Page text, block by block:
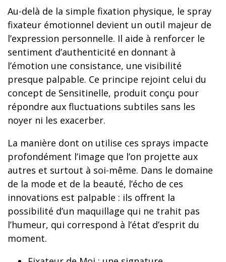
Au-delà de la simple fixation physique, le spray
fixateur émotionnel devient un outil majeur de
l’expression personnelle. Il aide à renforcer le
sentiment d’authenticité en donnant à
l’émotion une consistance, une visibilité
presque palpable. Ce principe rejoint celui du
concept de Sensitinelle, produit conçu pour
répondre aux fluctuations subtiles sans les
noyer ni les exacerber.
La manière dont on utilise ces sprays impacte
profondément l’image que l’on projette aux
autres et surtout à soi-même. Dans le domaine
de la mode et de la beauté, l’écho de ces
innovations est palpable : ils offrent la
possibilité d’un maquillage qui ne trahit pas
l’humeur, qui correspond à l’état d’esprit du
moment.